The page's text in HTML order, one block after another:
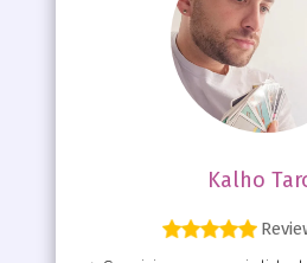
Kalho